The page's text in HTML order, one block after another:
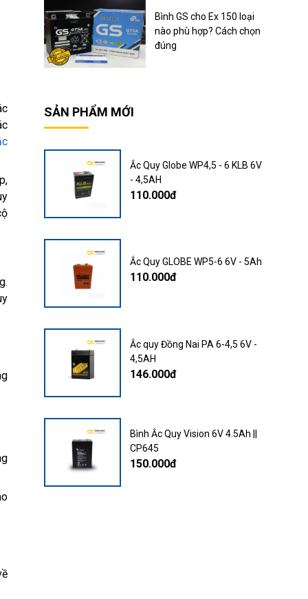
Bình GS cho Ex 150 loại
nào phù hợp? Cách chọn
đúng
SẢN PHẨM MỚI
Ắc Quy Globe WP4,5 - 6 KLB 6V
- 4,5AH
110.000đ
Ắc Quy GLOBE WP5-6 6V - 5Ah
110.000đ
Ắc quy Đồng Nai PA 6-4,5 6V -
4,5AH
146.000đ
Bình Ắc Quy Vision 6V 4.5Ah ||
CP645
150.000đ